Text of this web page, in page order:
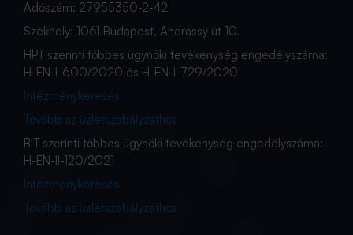
Adószám: 27955350-2-42
Székhely: 1061 Budapest, Andrássy út 10.
HPT szerinti többes ügynöki tevékenység engedélyszáma:
H-EN-I-600/2020 és H-EN-I-729/2020
Intézménykeresés
Tovább az üzletszabályzathoz
BIT szerinti többes ügynöki tevékenység engedélyszáma:
H-EN-II-120/2021
Intézménykeresés
Tovább az üzletszabályzathoz